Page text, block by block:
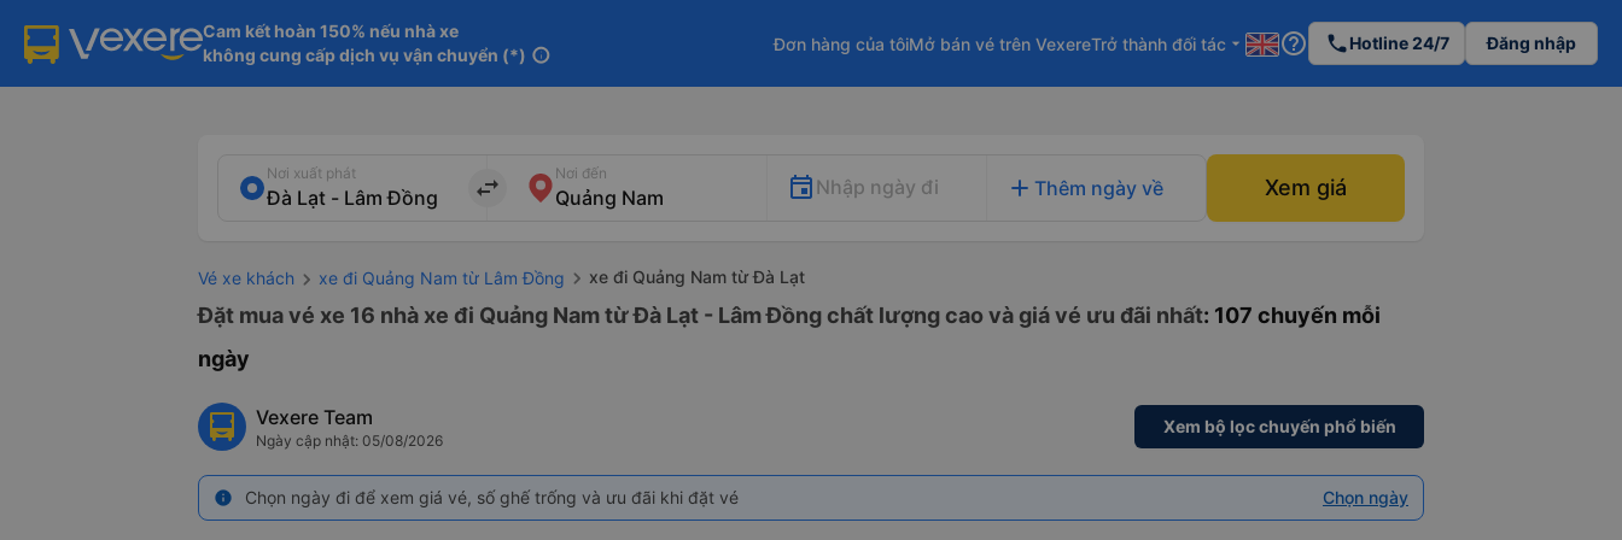
Cam kết hoàn 150% nếu nhà xe
không cung cấp dịch vụ vận chuyển (*) info
Đơn hàng của tôiMở bán vé trên VexereTrở thành đối tác arrow_drop_down help_outline phoneHotline 24/7 Đăng nhập
Nơi xuất phát
import_export
Nơi đến
Nhập ngày đi add Thêm ngày về Xem giá
Vé xe khách xe đi Quảng Nam từ Lâm Đồng xe đi Quảng Nam từ Đà Lạt
Đặt mua vé xe 16 nhà xe đi Quảng Nam từ Đà Lạt - Lâm Đồng chất lượng cao và giá vé ưu đãi nhất: 107 chuyến mỗi
ngày
Vexere Team
Ngày cập nhật: 05/08/2026
Xem bộ lọc chuyến phổ biến
info Chọn ngày đi để xem giá vé, số ghế trống và ưu đãi khi đặt vé Chọn ngày